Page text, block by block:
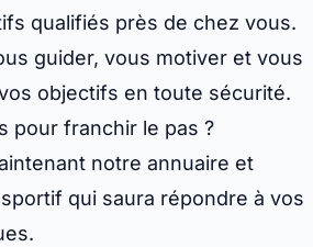
qualifiés près de chez vous.
guider, vous motiver et vous
objectifs en toute sécurité.
pour franchir le pas ?
notre annuaire et
qui saura répondre à vos